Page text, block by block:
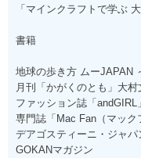
「マインクラフトで学ぶ
書籍
地球の歩き方 ムーJAPAN
月刊「かがくのとも」大村
ファッション誌「andGIRL
専門誌「Mac Fan（マック
デアゴスティーニ・ジャパ
GOKANマガジン